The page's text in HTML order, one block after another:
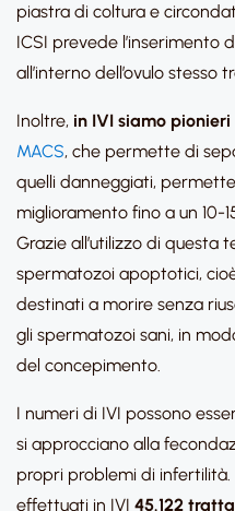
piastra di coltura e
ICSI prevede l’inserimento
all’interno dell’ovulo stesso
Inoltre, in IVI siamo pionieri
MACS, che permette di
quelli danneggiati,
miglioramento fino a un 10-
Grazie all’utilizzo di questa
spermatozoi apoptotici,
destinati a morire senza
gli spermatozoi sani, in
del concepimento.
I numeri di IVI possono
si approcciano alla
propri problemi di infertilità.
effettuati in IVI 45.122